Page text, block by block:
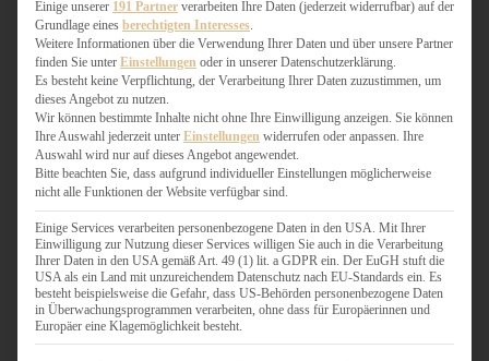
WEIHNACHTSBÄCKEREI
HERZHAFT
BURGER & SANDWICHES
FIX AUF DEM TISCH
FLEISCH & FISCH
GRILLEN / BARBECUE
HERZHAFTES BACKEN
ONE-POT-GERICHTE
PASTA & NUDELGERICHTE
PIZZA, TARTES & QUICHES
REIS & RISOTTO
SALATE & SNACKS
Einige unserer 191 Partner verarbeiten Ihre Daten (jederzeit widerrufbar) auf der
Grundlage eines berechtigten Interesses
Weitere Informationen über die Verwendung Ihrer Daten und über unsere Partner
finden Sie unter Einstellungen oder in unserer Datenschutzerklärung.
Es besteht keine Verpflichtung, der Verarbeitung Ihrer Daten zuzustimmen, um
dieses Angebot zu nutzen.
Wir können bestimmte Inhalte nicht ohne Ihre Einwilligung anzeigen. Sie können
Ihre Auswahl jederzeit unter Einstellungen widerrufen oder anpassen. Ihre
Auswahl wird nur auf dieses Angebot angewendet.
Bitte beachten Sie, dass aufgrund individueller Einstellungen möglicherweise
nicht alle Funktionen der Website verfügbar sind.
Einige Services verarbeiten personenbezogene Daten in den USA. Mit Ihrer
Einwilligung zur Nutzung dieser Services willigen Sie auch in die Verarbeitung
Ihrer Daten in den USA gemäß Art. 49 (1) lit. a GDPR ein. Der EuGH stuft die
USA als ein Land mit unzureichendem Datenschutz nach EU-Standards ein. Es
besteht beispielsweise die Gefahr, dass US-Behörden personenbezogene Daten
in Überwachungsprogrammen verarbeiten, ohne dass für Europäerinnen und
Europäer eine Klagemöglichkeit besteht.